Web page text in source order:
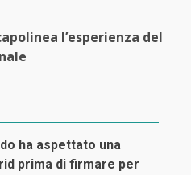
l’esperienza del
ha aspettato una
prima di firmare per